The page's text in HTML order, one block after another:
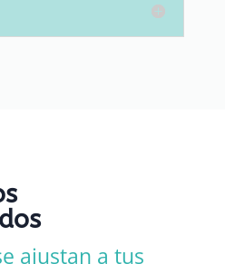
ajustan a tus